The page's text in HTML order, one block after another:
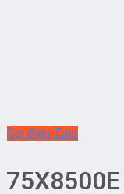
Gọi điện Zalo